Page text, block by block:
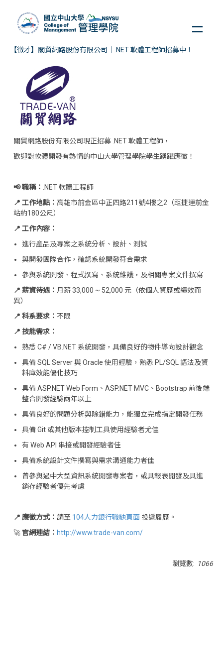
【徵才】關貿網路股份有限公司｜.NET 軟體工程師招募中！
關貿網路股份有限公司現正招募 .NET 軟體工程師，
歡迎對軟體開發有熱情的中山大學管理學院學生踴躍應徵！
📢 職稱：
.NET 軟體工程師
📍 工作地點： 高雄市前金區中正四路211號4樓之2（距捷運前金
站約180公尺）
📍 工作內容 ：
進行產品及專案之系統分析、設計、測試
與開發團隊合作，確認系統開發符合需求
參與系統開發、程式撰寫、系統維護，及相關專案文件撰寫
📍 薪資待遇 ： 月薪 33,000 ~ 52,000 元（依個人資歷或績效而
異）
📍 科系要求 ： 不限
📍 技能需求 ：
熟悉 C# / VB.NET 系統開發，具備良好的物件導向設計觀念
具備 SQL Server 與 Oracle 使用經驗，熟悉 PL/SQL 語法及資
料庫效能優化技巧
具備 ASP.NET Web Form、ASP.NET MVC、Bootstrap 前後端
整合開發經驗兩年以上
具備良好的問題分析與除錯能力，能獨立完成指定開發任務
具備 Git 或其他版本控制工具使用經驗者尤佳
有 Web API 串接或開發經驗者佳
具備系統設計文件撰寫與需求溝通能力者佳
曾參與過中大型資訊系統開發專案者，或具報表開發及具進
銷存經驗者優先考慮
📍 應徵方式： 請至 104人力銀行職缺頁面 投遞履歷。
🚀 官網連結： http://www.trade-van.com/
瀏覽數: 1066